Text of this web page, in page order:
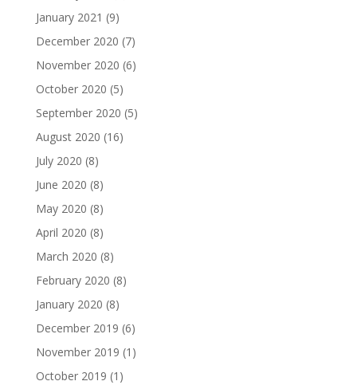
January 2021 (9)
December 2020 (7)
November 2020 (6)
October 2020 (5)
September 2020 (5)
August 2020 (16)
July 2020 (8)
June 2020 (8)
May 2020 (8)
April 2020 (8)
March 2020 (8)
February 2020 (8)
January 2020 (8)
December 2019 (6)
November 2019 (1)
October 2019 (1)